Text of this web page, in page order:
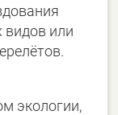
видов или
экологии,